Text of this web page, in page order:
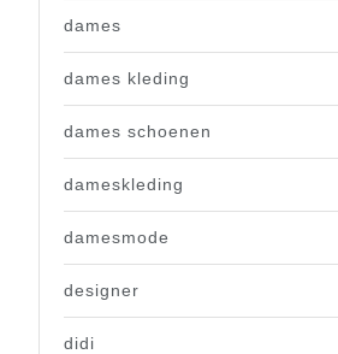
dames
dames kleding
dames schoenen
dameskleding
damesmode
designer
didi